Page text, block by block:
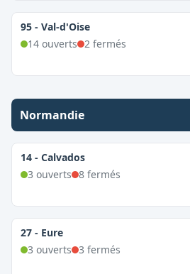
95 - Val-d'Oise
14ouverts 2fermés
Normandie
14 - Calvados
3 ouverts 8fermés
27 - Eure
3 ouverts 3 fermés